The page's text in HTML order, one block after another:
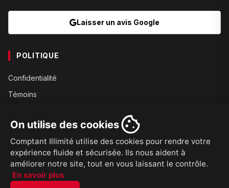
On utilise des cookies
Comptant Illimité utilise des cookies pour rendre votre
expérience fluide et sécurisée. Ils nous aident à
améliorer notre site, tout en vous laissant le contrôle.
En savoir plus
Laisser un avis Google
POLITIQUE
Confidentialité
Témoins
Conditions
Expédition
Retours